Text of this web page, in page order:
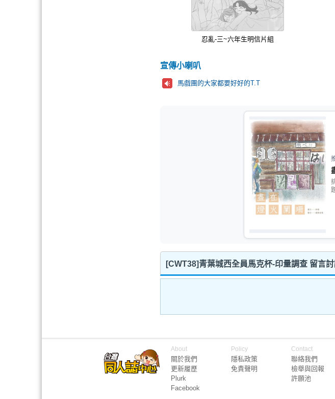
忍亂-三~六年生明信片組
宣傳小喇叭
馬戲團的大家都要好好的T.T
[CWT38]青葉城西全員馬克杯-印量調查 留言
About
關於我們
更新履歷
Plurk
Facebook
Policy
隱私政策
免責聲明
Contact
聯絡我們
檢舉與回報
許願池